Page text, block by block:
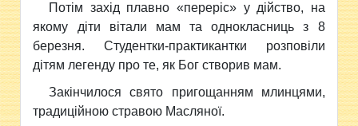
Потім захід плавно «переріс» у дійство, на
якому діти вітали мам та однокласниць з 8
березня. Студентки-практикантки розповіли
дітям легенду про те, як Бог створив мам.
Закінчилося свято пригощанням млинцями,
традиційною стравою Масляної.